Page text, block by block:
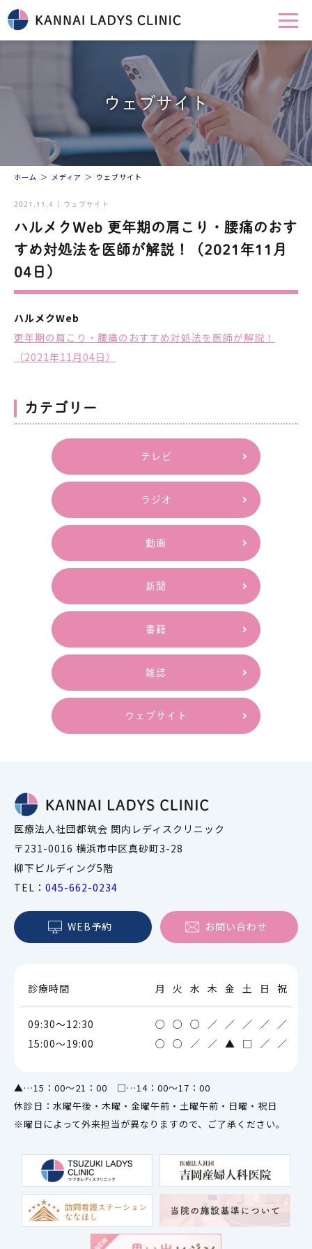
ウェブサイト
ホーム メディア ウェブサイト
2021.11.4 | ウェブサイト
ハルメクWeb 更年期の肩こり・腰痛のおす
すめ対処法を医師が解説！（2021年11月
04日）
ハルメクWeb
更年期の肩こり・腰痛のおすすめ対処法を医師が解説！
（2021年11月04日）
カテゴリー
テレビ
ラジオ
動画
新聞
書籍
雑誌
ウェブサイト
医療法人社団都筑会 関内レディスクリニック
〒231-0016 横浜市中区真砂町3-28
柳下ビルディング5階
TEL： 045-662-0234
WEB予約 お問い合わせ
診療時間 月 火 水 木 金 土 日 祝
09:30～12:30 ○ ○ ○ ／ ／ ／ ／ ／
15:00～19:00
○ ○ ／ ／ ▲ □ ／ ／
▲…15：00～21：00 □…14：00～17：00
休診日：水曜午後・木曜・金曜午前・土曜午前・日曜・祝日
※曜日によって外来担当が異なりますので、ご了承ください。